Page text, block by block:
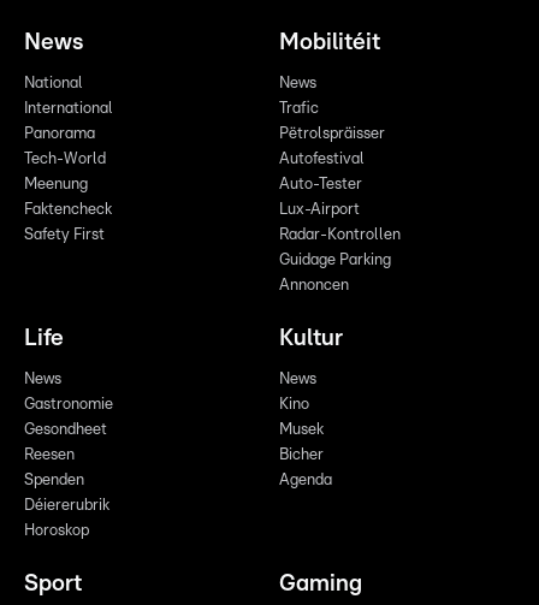
News
National
International
Panorama
Tech-World
Meenung
Faktencheck
Safety First
Mobilitéit
News
Trafic
Pëtrolspräisser
Autofestival
Auto-Tester
Lux-Airport
Radar-Kontrollen
Guidage Parking
Annoncen
Life
News
Gastronomie
Gesondheet
Reesen
Spenden
Déiererubrik
Horoskop
Kultur
News
Kino
Musek
Bicher
Agenda
Sport Gaming